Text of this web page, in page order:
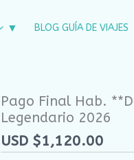
BLOG GUÍA DE VIAJES
Pago Final Hab.
Legendario 2026
USD $1,120.00
Pago
Final
**Doble